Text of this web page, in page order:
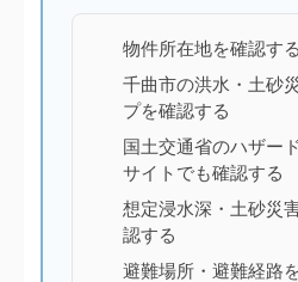
物件所在地を確認する
千曲市の洪水・土砂
プを確認する
国土交通省のハザー
サイトでも確認する
想定浸水深・土砂災
認する
避難場所・避難経路